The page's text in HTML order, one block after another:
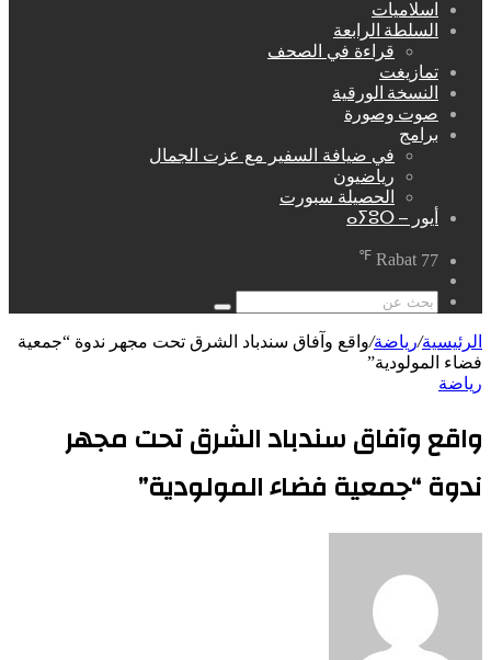
اسلاميات
السلطة الرابعة
قراءة في الصحف
تمازيغت
النسخة الورقية
صوت وصورة
برامج
في ضيافة السفير مع عزت الجمال
رياضيون
الحصيلة سبورت
أيور – ⴰⵢⵓⵔ
Rabat 77
℉
عشوائي
بحث
الرئيسية/رياضة/واقع وآفاق سندباد الشرق تحت مجهر ندوة “جمعية
فضاء المولودية”
رياضة
واقع وآفاق سندباد الشرق تحت مجهر
ندوة “جمعية فضاء المولودية”